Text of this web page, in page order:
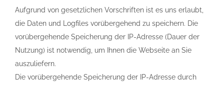
Aufgrund von gesetzlichen Vorschriften ist es uns erlaubt,
die Daten und Logfiles vorübergehend zu speichern. Die
vorübergehende Speicherung der IP-Adresse (Dauer der
Nutzung) ist notwendig, um Ihnen die Webseite an Sie
auszuliefern.
Die vorübergehende Speicherung der IP-Adresse durch